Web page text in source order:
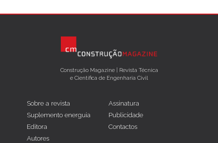
Construção Magazine | Revista Técnica
e Científica de Engenharia Civil
Sobre a revista
Suplemento energuia
Editora
Autores
Assinatura
Publicidade
Contactos